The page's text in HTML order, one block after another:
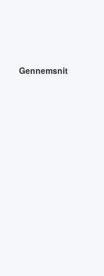
Gennemsnit